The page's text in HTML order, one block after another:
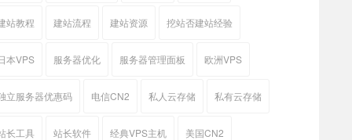
站教程 建站流程 建站资源 挖站否建站经验
本VPS 服务器优化 服务器管理面板 欧洲VPS
立服务器优惠码 电信CN2 私人云存储 私有云存储
长工具 站长软件 经典VPS主机 美国CN2